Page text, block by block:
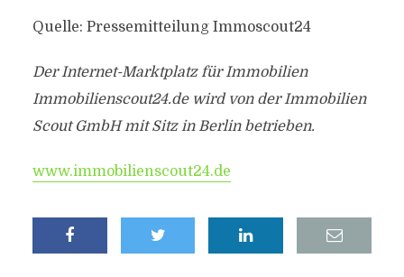
Quelle: Pressemitteilung Immoscout24
Der Internet-Marktplatz für Immobilien
Immobilienscout24.de wird von der Immobilien
Scout GmbH mit Sitz in Berlin betrieben.
www.immobilienscout24.de